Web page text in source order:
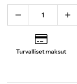
Turvalliset maksut